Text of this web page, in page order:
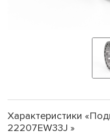
Характеристики
22207EW33J »